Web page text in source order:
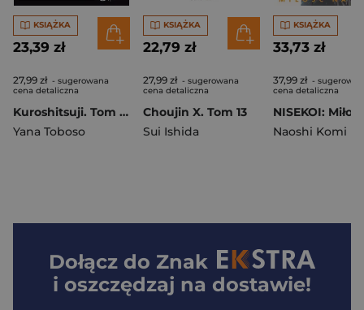
KSIĄŻKA
23,39 zł
27,99 zł - sugerowana
cena detaliczna
Kuroshitsuji. Tom 35
Yana Toboso
KSIĄŻKA
22,79 zł
27,99 zł - sugerowana
cena detaliczna
Choujin X. Tom 13
Sui Ishida
KSIĄŻKA
33,73 zł
37,99 zł -
cena detaliczna
Naoshi Komi
Dołącz do Znak
i oszczędzaj na dostawie!